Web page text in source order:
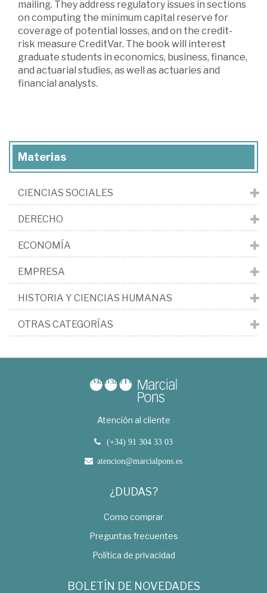
mailing. They address regulatory issues in sections
on computing the minimum capital reserve for
coverage of potential losses, and on the credit-
risk measure CreditVar. The book will interest
graduate students in economics, business, finance,
and actuarial studies, as well as actuaries and
financial analysts.
Materias
CIENCIAS SOCIALES
DERECHO
ECONOMÍA
EMPRESA
HISTORIA Y CIENCIAS HUMANAS
OTRAS CATEGORÍAS
Atención al cliente
(+34) 91 304 33 03
atencion@marcialpons.es
¿DUDAS?
Como comprar
Preguntas frecuentes
Política de privacidad
BOLETÍN DE NOVEDADES